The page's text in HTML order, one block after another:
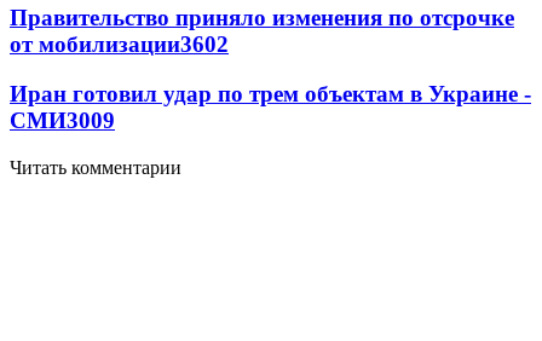
Правительство приняло изменения по отсрочке
от мобилизации3602
Иран готовил удар по трем объектам в Украине -
СМИ3009
Читать комментарии